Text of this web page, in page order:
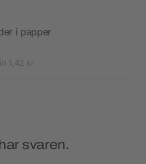
i papper
1,42 kr
svaren.